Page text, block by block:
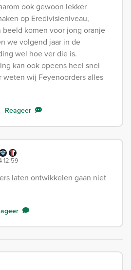
ook gewoon lekker
op Eredivisieniveau,
beeld komen voor jong oranje
we volgend jaar in de
wel hoe ver die is.
kan ook opeens heel snel
weten wij Feyenoorders alles
Reageer
12:59
laten ontwikkelen gaan niet